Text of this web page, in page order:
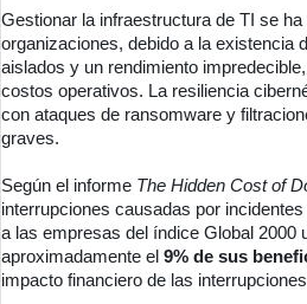
Gestionar la infraestructura de TI se
organizaciones, debido a la existencia
aislados y un rendimiento
costos operativos. La resiliencia
con ataques de ransomware y
graves.
Según el informe The Hidden Cost of
interrupciones causadas por
a las empresas del índice Global 2000
aproximadamente el 9% de sus
impacto financiero de las